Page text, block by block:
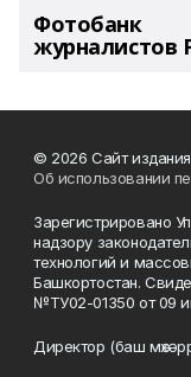
Фотобанк
журналистов
© 2026 Сайт
Об использовании
Зарегистрировано
надзору
технологий и
Башкортостан.
№ТУ02-01350 от 09
Директор (баш